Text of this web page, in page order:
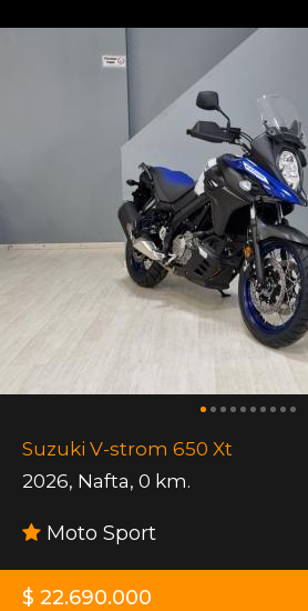
Suzuki V-strom 650 Xt
2026, Nafta, 0 km.
Moto Sport
$ 22.690.000